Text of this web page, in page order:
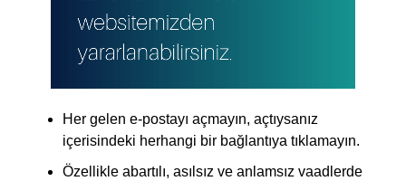
Her gelen e-postayı açmayın, açtıysanız
içerisindeki herhangi bir bağlantıya tıklamayın.
Özellikle abartılı, asılsız ve anlamsız vaadlerde